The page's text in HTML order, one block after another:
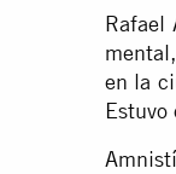
Rafael
en la